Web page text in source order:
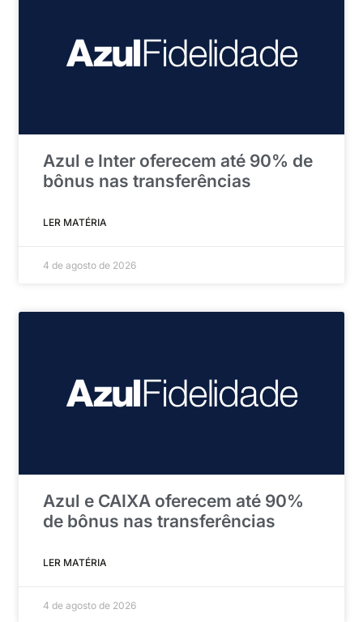
Azul e Inter oferecem até 90% de
bônus nas transferências
LER MATÉRIA
4 de agosto de 2026
Azul e CAIXA oferecem até 90%
de bônus nas transferências
LER MATÉRIA
4 de agosto de 2026